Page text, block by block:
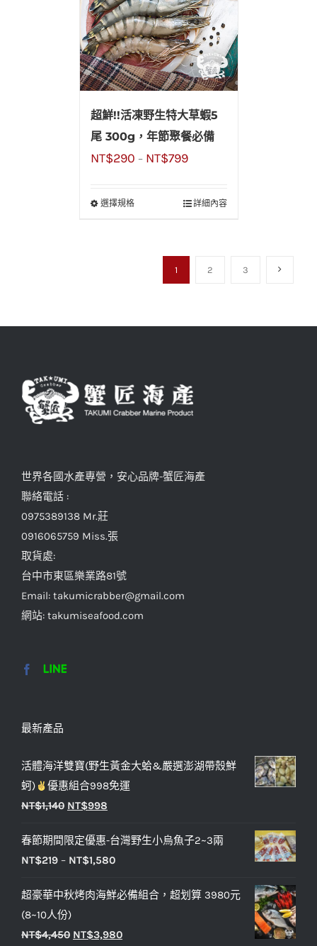
超鮮!!活凍野生特大草蝦5
尾 300g，年節聚餐必備
NT$290 – NT$799
選擇規格 詳細內容
1 2 3
世界各國水產專營，安心品牌-蟹匠海產
聯絡電話 :
0975389138 Mr.莊
0916065759 Miss.張
取貨處:
台中市東區樂業路81號
Email: takumicrabber@gmail.com
網站: takumiseafood.com
最新產品
活體海洋雙寶(野生黃金大蛤&嚴選澎湖帶殼鮮
蚵)
優惠組合998免運
NT$1,140 NT$998
春節期間限定優惠-台灣野生小烏魚子2~3兩
NT$219 – NT$1,580
超豪華中秋烤肉海鮮必備組合，超划算 3980元
(8~10人份)
NT$4,450 NT$3,980